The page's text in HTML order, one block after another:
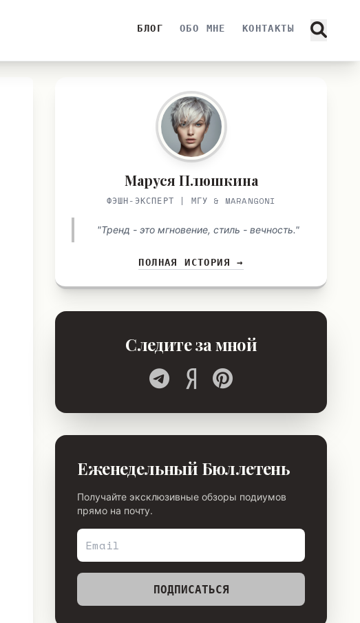
БЛОГ ОБО МНЕ КОНТАКТЫ
Маруся Плюшкина
ФЭШН-ЭКСПЕРТ | МГУ & MARANGONI
"Тренд - это мгновение, стиль - вечность."
ПОЛНАЯ ИСТОРИЯ →
Следите за мной
Еженедельный Бюллетень
Получайте эксклюзивные обзоры подиумов
прямо на почту.
ПОДПИСАТЬСЯ